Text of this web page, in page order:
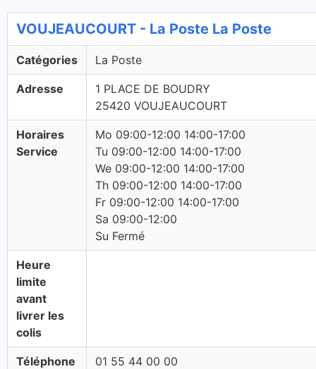
VOUJEAUCOURT - La Poste La Poste
Catégories La Poste
Adresse
1 PLACE DE BOUDRY
25420 VOUJEAUCOURT
Horaires
Service
Mo 09:00-12:00 14:00-17:00
Tu 09:00-12:00 14:00-17:00
We 09:00-12:00 14:00-17:00
Th 09:00-12:00 14:00-17:00
Fr 09:00-12:00 14:00-17:00
Sa 09:00-12:00
Su Fermé
Heure
limite
avant
livrer les
colis
Téléphone 01 55 44 00 00